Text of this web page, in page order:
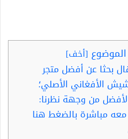
[أخف]
بحثا عن أفضل متجر
الأفغاني الأصلي؛
من وجهة نظرنا:
مباشرة بالضغط هنا